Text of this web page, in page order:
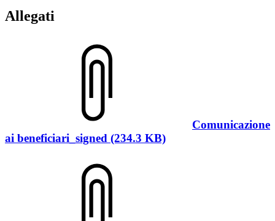
Allegati
Comunicazione
ai beneficiari_signed (234.3 KB)